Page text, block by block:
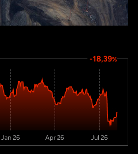
-18,39%
Jan 26 Apr 26 Jul 26